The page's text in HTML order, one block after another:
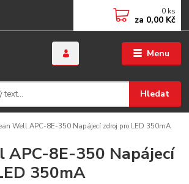
Menu
Hledat
0 ks
za 0,00 Kč
Well APC-8E-350 Napájecí zdroj pro LED 350mA
APC-8E-350 Napájecí
350mA